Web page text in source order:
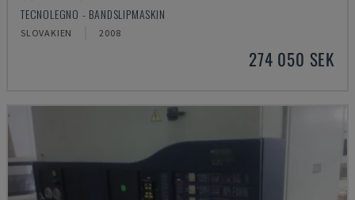
TECNOLEGNO - BANDSLIPMASKIN
SLOVAKIEN 2008
274 050 SEK